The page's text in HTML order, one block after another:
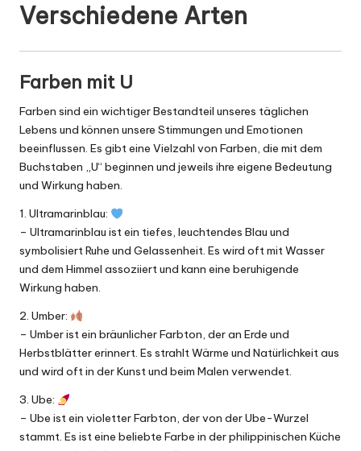
Verschiedene Arten
Farben mit U
Farben sind ein wichtiger Bestandteil unseres täglichen
Lebens und können unsere Stimmungen und Emotionen
beeinflussen. Es gibt eine Vielzahl von Farben, die mit dem
Buchstaben „U“ beginnen und jeweils ihre eigene Bedeutung
und Wirkung haben.
1. Ultramarinblau:
– Ultramarinblau ist ein tiefes, leuchtendes Blau und
symbolisiert Ruhe und Gelassenheit. Es wird oft mit Wasser
und dem Himmel assoziiert und kann eine beruhigende
Wirkung haben.
2. Umber:
– Umber ist ein bräunlicher Farbton, der an Erde und
Herbstblätter erinnert. Es strahlt Wärme und Natürlichkeit aus
und wird oft in der Kunst und beim Malen verwendet.
3. Ube:
– Ube ist ein violetter Farbton, der von der Ube-Wurzel
stammt. Es ist eine beliebte Farbe in der philippinischen Küche